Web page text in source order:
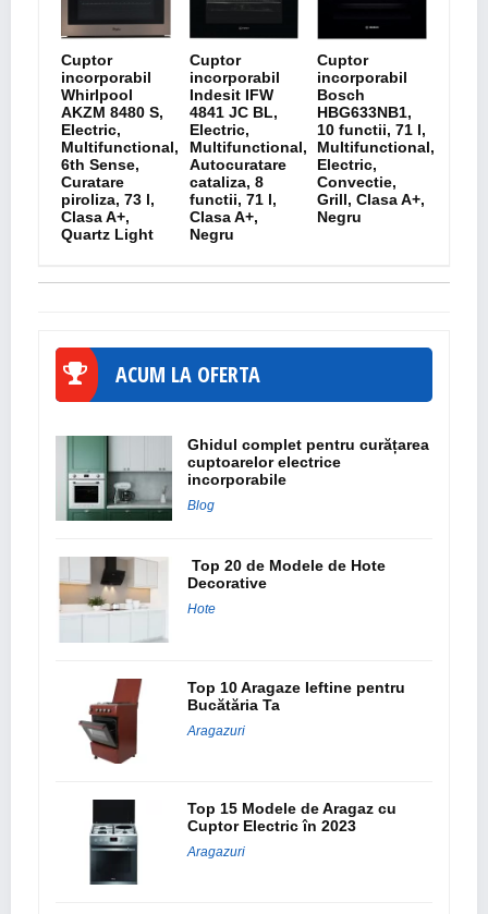
Cuptor
incorporabil
Whirlpool
AKZM 8480 S,
Electric,
Multifunctional,
6th Sense,
Curatare
piroliza, 73 l,
Clasa A+,
Quartz Light
Cuptor
incorporabil
Indesit IFW
4841 JC BL,
Electric,
Multifunctional,
Autocuratare
cataliza, 8
functii, 71 l,
Clasa A+,
Negru
Cuptor
incorporabil
Bosch
HBG633NB1,
10 functii, 71 l,
Multifunctional,
Electric,
Convectie,
Grill, Clasa A+,
Negru
ACUM LA OFERTA
Ghidul complet pentru curățarea
cuptoarelor electrice
incorporabile
Blog
Top 20 de Modele de Hote
Decorative
Hote
Top 10 Aragaze Ieftine pentru
Bucătăria Ta
Aragazuri
Top 15 Modele de Aragaz cu
Cuptor Electric în 2023
Aragazuri